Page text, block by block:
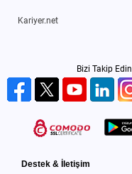
Kariyer.net
Bizi Takip Edin
Destek & İletişim